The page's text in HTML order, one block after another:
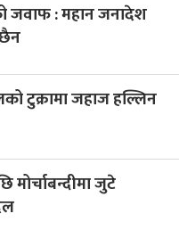
जवाफ : महान जनादेश
टुक्रामा जहाज हल्लिन
मोर्चाबन्दीमा जुटे